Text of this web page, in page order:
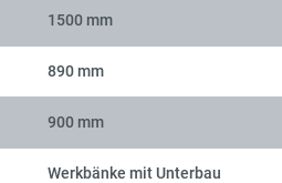
1500 mm
890 mm
900 mm
Werkbänke mit Unterbau